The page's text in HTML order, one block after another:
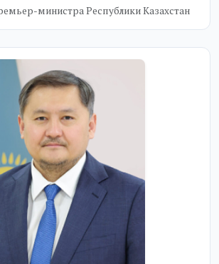
министра Республики Казахстан